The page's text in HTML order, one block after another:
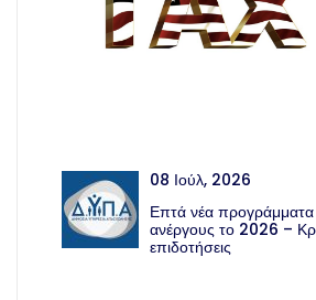
08 Ιούλ, 2026
Επτά νέα προγράμματα
ανέργους το 2026 –
επιδοτήσεις